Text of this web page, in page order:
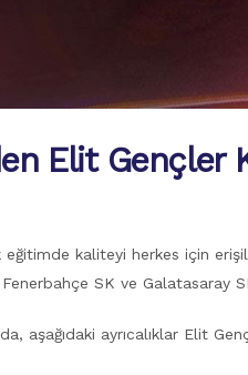
Elit Gençler
kaliteyi herkes için
SK ve Galatasaray
aşağıdaki ayrıcalıklar Elit